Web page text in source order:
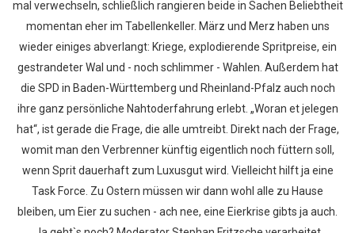
mal verwechseln, schließlich rangieren beide in Sachen Beliebtheit
momentan eher im Tabellenkeller. März und Merz haben uns
wieder einiges abverlangt: Kriege, explodierende Spritpreise, ein
gestrandeter Wal und - noch schlimmer - Wahlen. Außerdem hat
die SPD in Baden-Württemberg und Rheinland-Pfalz auch noch
ihre ganz persönliche Nahtoderfahrung erlebt. „Woran et jelegen
hat“, ist gerade die Frage, die alle umtreibt. Direkt nach der Frage,
womit man den Verbrenner künftig eigentlich noch füttern soll,
wenn Sprit dauerhaft zum Luxusgut wird. Vielleicht hilft ja eine
Task Force. Zu Ostern müssen wir dann wohl alle zu Hause
bleiben, um Eier zu suchen - ach nee, eine Eierkrise gibts ja auch.